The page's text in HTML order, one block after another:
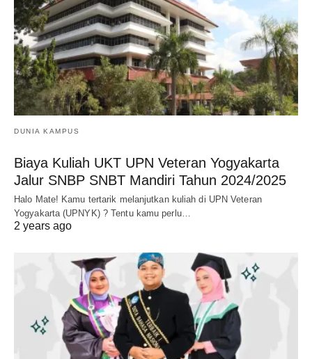
DUNIA KAMPUS
Biaya Kuliah UKT UPN Veteran Yogyakarta
Jalur SNBP SNBT Mandiri Tahun 2024/2025
Halo Mate! Kamu tertarik melanjutkan kuliah di UPN Veteran
Yogyakarta (UPNYK) ? Tentu kamu perlu…
2 years ago